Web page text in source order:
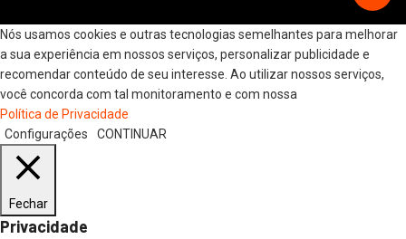
Nós usamos cookies e outras tecnologias semelhantes para melhorar
a sua experiência em nossos serviços, personalizar publicidade e
recomendar conteúdo de seu interesse. Ao utilizar nossos serviços,
você concorda com tal monitoramento e com nossa
Política de Privacidade
Configurações
CONTINUAR
Fechar
Privacidade